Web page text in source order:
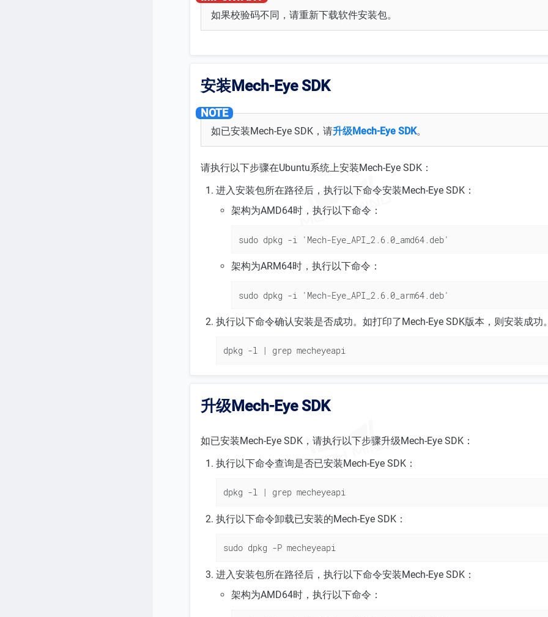
如果校验码不同，请重新下载软件安装包。
安装Mech-Eye SDK
如已安装Mech-Eye SDK，请升级Mech-Eye SDK。
请执行以下步骤在Ubuntu系统上安装Mech-Eye SDK：
进入安装包所在路径后，执行以下命令安装Mech-Eye SDK：
架构为AMD64时，执行以下命令：
sudo dpkg -i 'Mech-Eye_API_2.6.0_amd64.deb'
架构为ARM64时，执行以下命令：
sudo dpkg -i 'Mech-Eye_API_2.6.0_arm64.deb'
执行以下命令确认安装是否成功。如打印了Mech-Eye SDK版本，则安装成功
dpkg -l | grep mecheyeapi
升级Mech-Eye SDK
如已安装Mech-Eye SDK，请执行以下步骤升级Mech-Eye SDK：
执行以下命令查询是否已安装Mech-Eye SDK：
dpkg -l | grep mecheyeapi
执行以下命令卸载已安装的Mech-Eye SDK：
sudo dpkg -P mecheyeapi
进入安装包所在路径后，执行以下命令安装Mech-Eye SDK：
架构为AMD64时，执行以下命令：